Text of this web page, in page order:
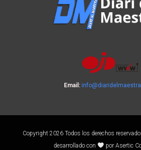
Email:
Copyright 2026 Todos los derechos
desarrollado con
por Asertic